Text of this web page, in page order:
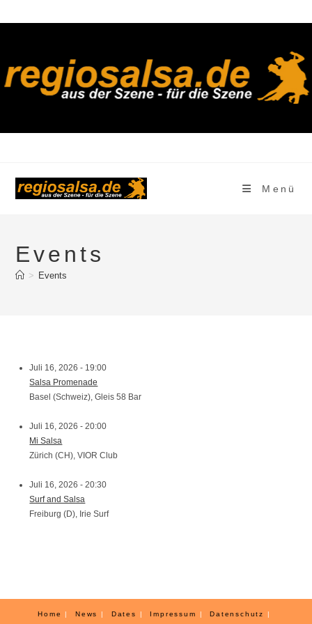
Inhalt
Menü
Events
> Events
Juli 16, 2026 - 19:00
Salsa Promenade
Basel (Schweiz), Gleis 58 Bar
Juli 16, 2026 - 20:00
Mi Salsa
Zürich (CH), VIOR Club
Juli 16, 2026 - 20:30
Surf and Salsa
Freiburg (D), Irie Surf
Home News Dates Impressum
Datenschutz